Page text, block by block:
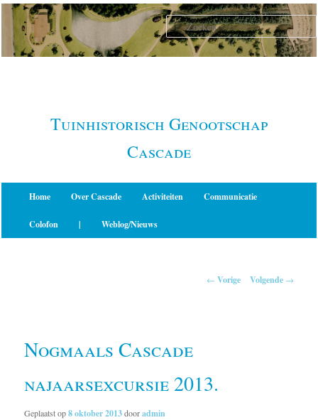
Spring
naar
primaire
Tuinhistorisch Genootschap
Cascade
Home Over Cascade Activiteiten Communicatie
Colofon | Weblog/Nieuws
← Vorige Volgende →
Nogmaals Cascade
najaarsexcursie 2013.
Geplaatst op8 oktober 2013dooradmin